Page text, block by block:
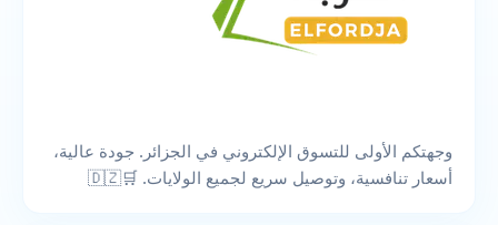
وجهتكم الأولى للتسوق الإلكتروني في الجزائر. جودة عالية،
أسعار تنافسية، وتوصيل سريع لجميع الولايات. 🛒🇩🇿